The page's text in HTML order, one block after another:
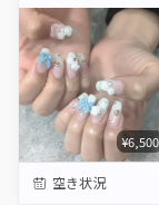
¥6,500
空き状況